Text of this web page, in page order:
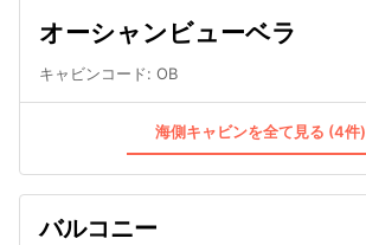
オーシャンビューベラ
キャビンコード: OB
海側キャビンを全て見る (4件)
バルコニー